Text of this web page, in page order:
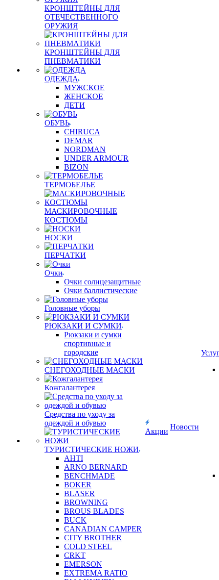
КРОНШТЕЙНЫ ДЛЯ
ОТЕЧЕСТВЕННОГО
ОРУЖИЯ
КРОНШТЕЙНЫ ДЛЯ
ПНЕВМАТИКИ
ОДЕЖДА
МУЖСКОЕ
ЖЕНСКОЕ
ДЕТИ
ОБУВЬ
CHIRUCA
DEMAR
NORDMAN
UNDER ARMOUR
BIZON
ТЕРМОБЕЛЬЕ
МАСКИРОВОЧНЫЕ
КОСТЮМЫ
НОСКИ
ПЕРЧАТКИ
Очки
Очки солнцезащитные
Очки баллистические
Головные уборы
РЮКЗАКИ И СУМКИ
Рюкзаки и сумки
спортивные и
городские
СНЕГОХОДНЫЕ МАСКИ
Кожгалантерея
Средства по уходу за
одеждой и обувью
ТУРИСТИЧЕСКИЕ НОЖИ
AHTI
ARNO BERNARD
BENCHMADE
BOKER
BLASER
BROWNING
BROUS BLADES
BUCK
CANADIAN CAMPER
CITY BROTHER
COLD STEEL
CRKT
EMERSON
EXTREMA RATIO
Акции
Новости